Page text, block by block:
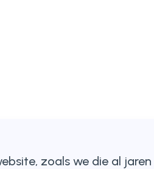
zoals we die al